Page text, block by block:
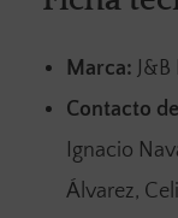
Marca:
Contacto
Ignacio
Álvarez,